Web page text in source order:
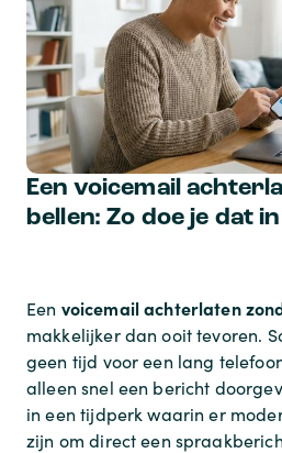
Een voicemail
bellen: Zo doe je dat
Een voicemail achterlaten
makkelijker dan ooit tevoren.
geen tijd voor een lang
alleen snel een bericht
in een tijdperk waarin er
zijn om direct een